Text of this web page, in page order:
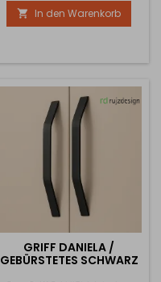
 In den Warenkorb
GRIFF DANIELA /
GEBÜRSTETES SCHWARZ